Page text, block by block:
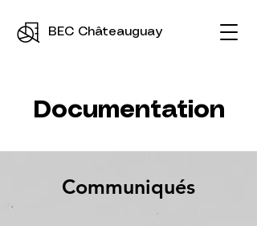
BEC Châteauguay
Documentation
Communiqués